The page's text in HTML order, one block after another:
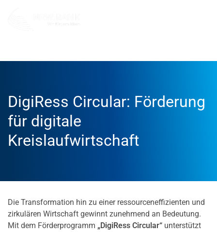
DigiRess Circular: Förderung
für digitale
Kreislaufwirtschaft
Die Transformation hin zu einer ressourceneffizienten und
zirkulären Wirtschaft gewinnt zunehmend an Bedeutung.
Mit dem Förderprogramm „DigiRess Circular“ unterstützt